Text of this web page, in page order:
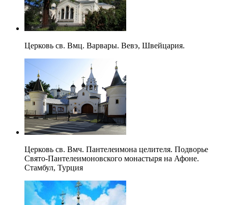
Церковь св. Вмц. Варвары. Вевэ, Швейцария.
Церковь св. Вмч. Пантелеимона целителя. Подворье
Свято-Пантелеимоновского монастыря на Афоне.
Стамбул, Турция